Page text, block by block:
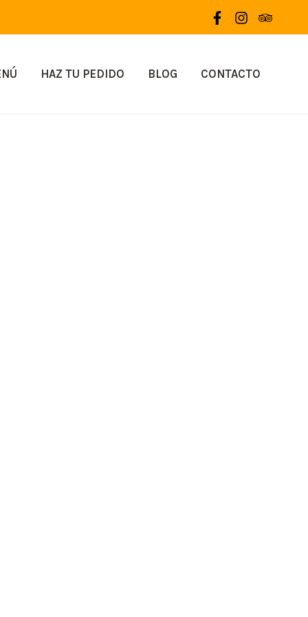
HAZ TU PEDIDO BLOG CONTACTO